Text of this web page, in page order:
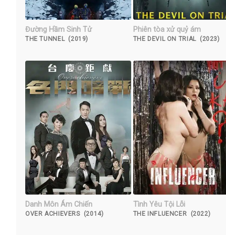
Đường Hầm Sinh Tử
THE TUNNEL (2019)
Phiên tòa xử quỷ ám
THE DEVIL ON TRIAL (2023)
Danh Môn Ám Chiến
OVER ACHIEVERS (2014)
Tình Yêu Tội Lỗi
THE INFLUENCER (2022)